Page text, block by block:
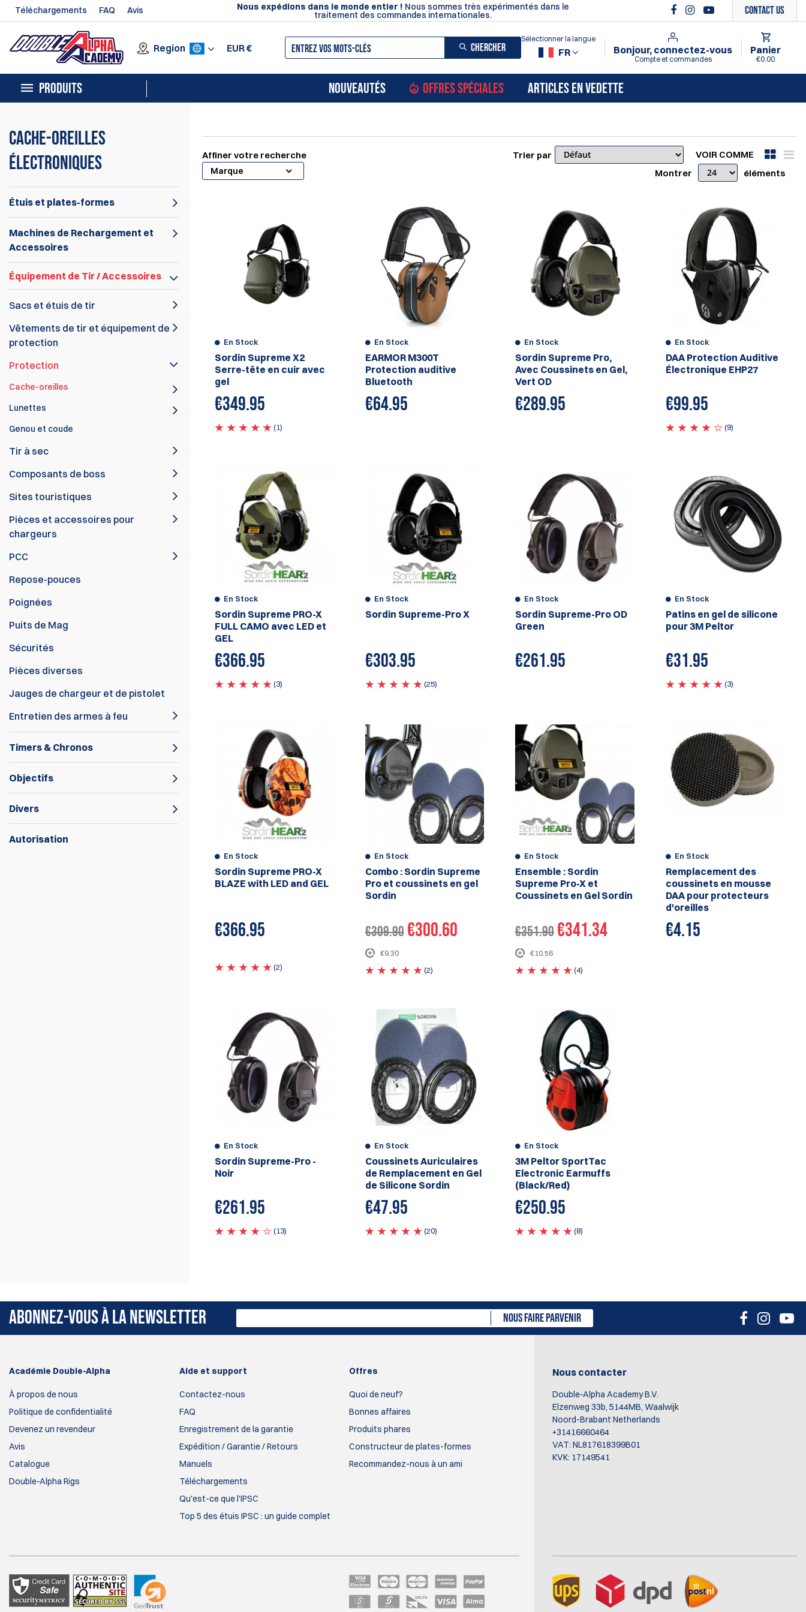
Téléchargements FAQ Avis Nous expédions dans le monde entier ! Nous sommes très expérimentés dans le
traitement des commandes internationales. Contact Us
Region EUR€ CHERCHER FR
Sélectionner la langue
Bonjour, connectez-vous
Compte et commandes
Panier
€0.00
PRODUITS NOUVEAUTÉS OFFRES SPÉCIALES ARTICLES EN VEDETTE
Cache-oreilles
électroniques
Étuis et plates-formes
Machines de Rechargement et
Accessoires
Équipement de Tir / Accessoires
Sacs et étuis de tir
Vêtements de tir et équipement de
protection
Protection
Cache-oreilles
Lunettes
Genou et coude
Tir à sec
Composants de boss
Sites touristiques
Pièces et accessoires pour
chargeurs
PCC
Repose-pouces
Poignées
Puits de Mag
Sécurités
Pièces diverses
Jauges de chargeur et de pistolet
Entretien des armes à feu
Timers & Chronos
Objectifs
Divers
Autorisation
Affiner votre recherche
Marque
VOIR COMME
Trier par
Montrer
éléments
En Stock
Sordin Supreme X2
Serre-tête en cuir avec
gel
€349.95
(1)
En Stock
EARMOR M300T
Protection auditive
Bluetooth
€64.95
En Stock
Sordin Supreme Pro,
Avec Coussinets en Gel,
Vert OD
€289.95
En Stock
DAA Protection Auditive
Électronique EHP27
€99.95
(9)
En Stock
Sordin Supreme PRO-X
FULL CAMO avec LED et
GEL
€366.95
(3)
En Stock
Sordin Supreme-Pro X
€303.95
(25)
En Stock
Sordin Supreme-Pro OD
Green
€261.95
En Stock
Patins en gel de silicone
pour 3M Peltor
€31.95
(3)
En Stock
Sordin Supreme PRO-X
BLAZE with LED and GEL
€366.95
(2)
En Stock
Combo : Sordin Supreme
Pro et coussinets en gel
Sordin
€309.90€300.60
€9.30
(2)
En Stock
Ensemble : Sordin
Supreme Pro-X et
Coussinets en Gel Sordin
€351.90€341.34
€10.56
(4)
En Stock
Remplacement des
coussinets en mousse
DAA pour protecteurs
d'oreilles
€4.15
En Stock
Sordin Supreme-Pro -
Noir
€261.95
(13)
En Stock
Coussinets Auriculaires
de Remplacement en Gel
de Silicone Sordin
€47.95
(20)
En Stock
3M Peltor SportTac
Electronic Earmuffs
(Black/Red)
€250.95
(8)
ABONNEZ-VOUS À LA NEWSLETTER NOUS FAIRE PARVENIR
Académie Double-Alpha
À propos de nous
Politique de confidentialité
Devenez un revendeur
Avis
Catalogue
Double-Alpha Rigs
Aide et support
Contactez-nous
FAQ
Enregistrement de la garantie
Expédition / Garantie / Retours
Manuels
Téléchargements
Qu'est-ce que l'IPSC
Top 5 des étuis IPSC : un guide complet
Offres
Quoi de neuf?
Bonnes affaires
Produits phares
Constructeur de plates-formes
Recommandez-nous à un ami
Nous contacter
Double-Alpha Academy B.V.
Elzenweg 33b, 5144MB, Waalwijk
Noord-Brabant Netherlands
+31416660464
VAT: NL817618399B01
KVK: 17149541